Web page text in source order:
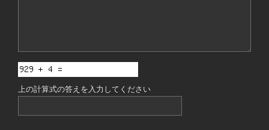
上の計算式の答えを入力してください